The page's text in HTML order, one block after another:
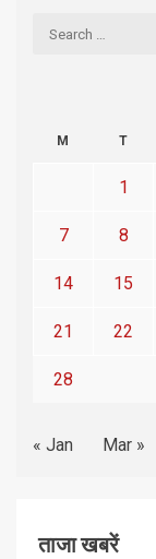
M T
1
7 8
14 15
21 22
28
« Jan Mar »
ताजा खबरें